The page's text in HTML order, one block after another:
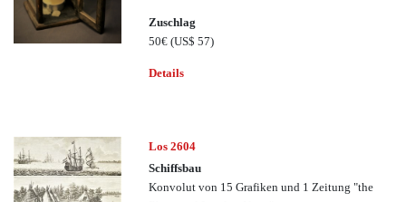
Zuschlag
50€(US$ 57)
Details
Los 2604
Schiffsbau
Konvolut von 15 Grafiken und 1 Zeitung "the